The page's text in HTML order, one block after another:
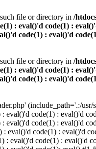
file or directory in /
: eval()'d code(1) :
code(1) : eval()'d
file or directory in /
: eval()'d code(1) :
code(1) : eval()'d
(include_path='.:/
code(1) : eval()'d
code(1) : eval()'d
eval()'d code(1) : eval()'d
eval()'d code(1) :